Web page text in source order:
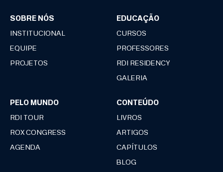
SOBRE NÓS
INSTITUCIONAL
EQUIPE
PROJETOS
EDUCAÇÃO
CURSOS
PROFESSORES
RDI RESIDENCY
GALERIA
PELO MUNDO
RDI TOUR
ROX CONGRESS
AGENDA
CONTEÚDO
LIVROS
ARTIGOS
CAPÍTULOS
BLOG